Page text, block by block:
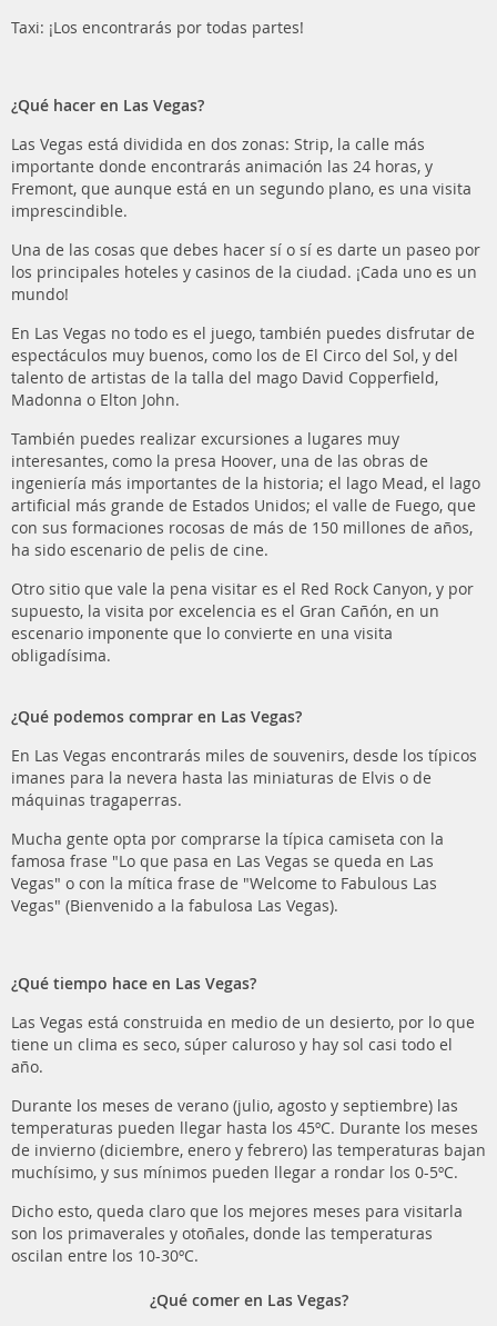
Taxi: ¡Los encontrarás por todas partes!
¿Qué hacer en Las Vegas?
Las Vegas está dividida en dos zonas: Strip, la calle más
importante donde encontrarás animación las 24 horas, y
Fremont, que aunque está en un segundo plano, es una visita
imprescindible.
Una de las cosas que debes hacer sí o sí es darte un paseo por
los principales hoteles y casinos de la ciudad. ¡Cada uno es un
mundo!
En Las Vegas no todo es el juego, también puedes disfrutar de
espectáculos muy buenos, como los de El Circo del Sol, y del
talento de artistas de la talla del mago David Copperfield,
Madonna o Elton John.
También puedes realizar excursiones a lugares muy
interesantes, como la presa Hoover, una de las obras de
ingeniería más importantes de la historia; el lago Mead, el lago
artificial más grande de Estados Unidos; el valle de Fuego, que
con sus formaciones rocosas de más de 150 millones de años,
ha sido escenario de pelis de cine.
Otro sitio que vale la pena visitar es el Red Rock Canyon, y por
supuesto, la visita por excelencia es el Gran Cañón, en un
escenario imponente que lo convierte en una visita
obligadísima.
¿Qué podemos comprar en Las Vegas?
En Las Vegas encontrarás miles de souvenirs, desde los típicos
imanes para la nevera hasta las miniaturas de Elvis o de
máquinas tragaperras.
Mucha gente opta por comprarse la típica camiseta con la
famosa frase "Lo que pasa en Las Vegas se queda en Las
Vegas" o con la mítica frase de "Welcome to Fabulous Las
Vegas" (Bienvenido a la fabulosa Las Vegas).
¿Qué tiempo hace en Las Vegas?
Las Vegas está construida en medio de un desierto, por lo que
tiene un clima es seco, súper caluroso y hay sol casi todo el
año.
Durante los meses de verano (julio, agosto y septiembre) las
temperaturas pueden llegar hasta los 45ºC. Durante los meses
de invierno (diciembre, enero y febrero) las temperaturas bajan
muchísimo, y sus mínimos pueden llegar a rondar los 0-5ºC.
Dicho esto, queda claro que los mejores meses para visitarla
son los primaverales y otoñales, donde las temperaturas
oscilan entre los 10-30ºC.
¿Qué comer en Las Vegas?